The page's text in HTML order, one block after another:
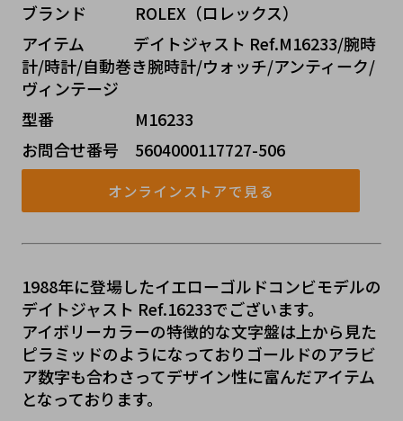
ブランド   ROLEX（ロレックス）
アイテム   デイトジャスト Ref.M16233/腕時
計/時計/自動巻き腕時計/ウォッチ/アンティーク/
ヴィンテージ
型番     M16233
お問合せ番号 5604000117727-506
オンラインストアで見る
1988年に登場したイエローゴルドコンビモデルの
デイトジャスト Ref.16233でございます。
アイボリーカラーの特徴的な文字盤は上から見た
ピラミッドのようになっておりゴールドのアラビ
ア数字も合わさってデザイン性に富んだアイテム
となっております。